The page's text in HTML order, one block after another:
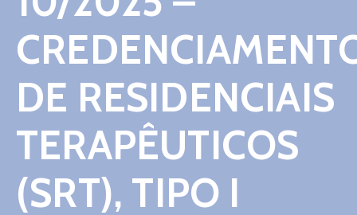
DE RESIDENCIAIS
TERAPÊUTICOS
(SRT), TIPO I